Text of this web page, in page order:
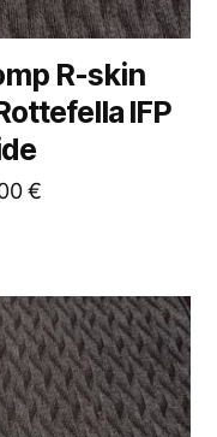
R-skin
IFP
€